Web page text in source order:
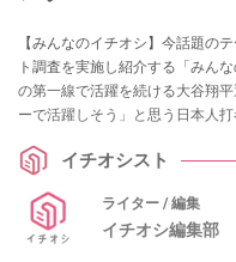
【みんなのイチオシ】今話題の
ト調査を実施し紹介する「みん
の第一線で活躍を続ける大谷翔
ーで活躍しそう」と思う日本人
イチオシスト
ライター / 編集
イチオシ編集部